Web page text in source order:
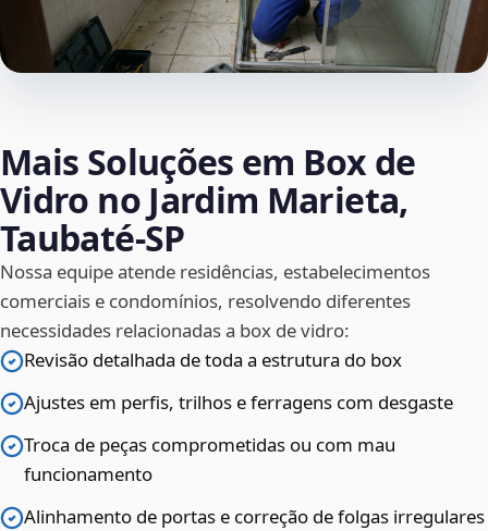
Mais Soluções em Box de
Vidro no Jardim Marieta,
Taubaté‑SP
Nossa equipe atende residências, estabelecimentos
comerciais e condomínios, resolvendo diferentes
necessidades relacionadas a box de vidro:
Revisão detalhada de toda a estrutura do box
Ajustes em perfis, trilhos e ferragens com desgaste
Troca de peças comprometidas ou com mau
funcionamento
Alinhamento de portas e correção de folgas irregulares